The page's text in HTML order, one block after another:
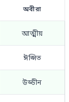
অবীরা
আত্মীয়
ঈপ্সিত
উড্ডীন